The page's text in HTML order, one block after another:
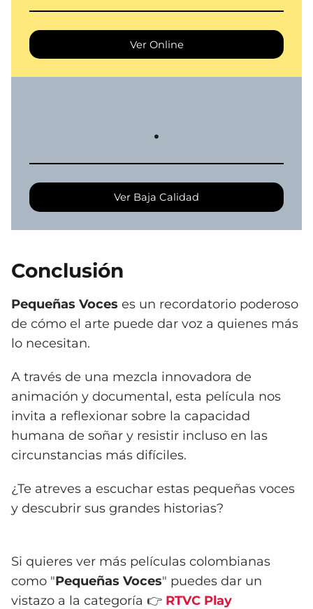
Ver Online
.
Ver Baja Calidad
Conclusión
Pequeñas Voces es un recordatorio poderoso
de cómo el arte puede dar voz a quienes más
lo necesitan.
A través de una mezcla innovadora de
animación y documental, esta película nos
invita a reflexionar sobre la capacidad
humana de soñar y resistir incluso en las
circunstancias más difíciles.
¿Te atreves a escuchar estas pequeñas voces
y descubrir sus grandes historias?
Si quieres ver más películas colombianas
como "Pequeñas Voces" puedes dar un
vistazo a la categoría 👉 RTVC Play